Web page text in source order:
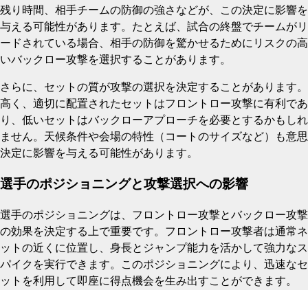
残り時間、相手チームの防御の強さなどが、この決定に影響を
与える可能性があります。たとえば、試合の終盤でチームがリ
ードされている場合、相手の防御を驚かせるためにリスクの高
いバックロー攻撃を選択することがあります。
さらに、セットの質が攻撃の選択を決定することがあります。
高く、適切に配置されたセットはフロントロー攻撃に有利であ
り、低いセットはバックローアプローチを必要とするかもしれ
ません。天候条件や会場の特性（コートのサイズなど）も意思
決定に影響を与える可能性があります。
選手のポジショニングと攻撃選択への影響
選手のポジショニングは、フロントロー攻撃とバックロー攻撃
の効果を決定する上で重要です。フロントロー攻撃者は通常ネ
ットの近くに位置し、身長とジャンプ能力を活かして強力なス
パイクを実行できます。このポジショニングにより、迅速なセ
ットを利用して即座に得点機会を生み出すことができます。